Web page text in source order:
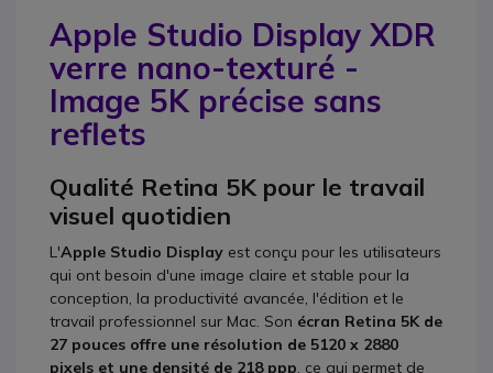
Apple Studio Display XDR
verre nano-texturé -
Image 5K précise sans
reflets
Qualité Retina 5K pour le travail
visuel quotidien
L'Apple Studio Display est conçu pour les utilisateurs
qui ont besoin d'une image claire et stable pour la
conception, la productivité avancée, l'édition et le
travail professionnel sur Mac. Son écran Retina 5K de
27 pouces offre une résolution de 5120 x 2880
pixels et une densité de 218 ppp, ce qui permet de